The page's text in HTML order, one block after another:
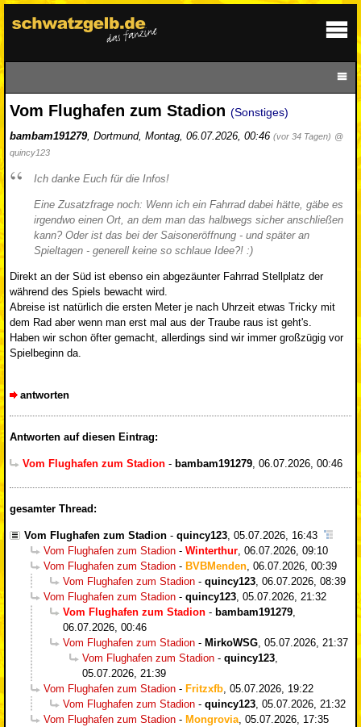
Vom Flughafen zum Stadion (Sonstiges)
bambam191279, Dortmund, Montag, 06.07.2026, 00:46 (vor 34 Tagen) @
quincy123
Ich danke Euch für die Infos!
Eine Zusatzfrage noch: Wenn ich ein Fahrrad dabei hätte, gäbe es
irgendwo einen Ort, an dem man das halbwegs sicher anschließen
kann? Oder ist das bei der Saisoneröffnung - und später an
Spieltagen - generell keine so schlaue Idee?! :)
Direkt an der Süd ist ebenso ein abgezäunter Fahrrad Stellplatz der
während des Spiels bewacht wird.
Abreise ist natürlich die ersten Meter je nach Uhrzeit etwas Tricky mit
dem Rad aber wenn man erst mal aus der Traube raus ist geht's.
Haben wir schon öfter gemacht, allerdings sind wir immer großzügig vor
Spielbeginn da.
antworten
Antworten auf diesen Eintrag:
Vom Flughafen zum Stadion - bambam191279, 06.07.2026, 00:46
gesamter Thread:
Vom Flughafen zum Stadion - quincy123, 05.07.2026, 16:43
Vom Flughafen zum Stadion - Winterthur, 06.07.2026, 09:10
Vom Flughafen zum Stadion - BVBMenden, 06.07.2026, 00:39
Vom Flughafen zum Stadion - quincy123, 06.07.2026, 08:39
Vom Flughafen zum Stadion - quincy123, 05.07.2026, 21:32
Vom Flughafen zum Stadion - bambam191279,
06.07.2026, 00:46
Vom Flughafen zum Stadion - MirkoWSG, 05.07.2026, 21:37
Vom Flughafen zum Stadion - quincy123,
05.07.2026, 21:39
Vom Flughafen zum Stadion - Fritzxfb, 05.07.2026, 19:22
Vom Flughafen zum Stadion - quincy123, 05.07.2026, 21:32
Vom Flughafen zum Stadion - Mongrovia, 05.07.2026, 17:35